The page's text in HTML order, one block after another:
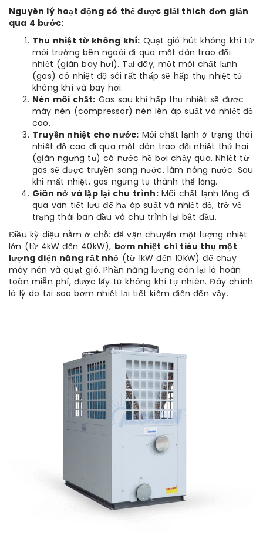
Nguyên lý hoạt động có thể được giải thích đơn giản
qua 4 bước:
Thu nhiệt từ không khí: Quạt gió hút không khí từ
môi trường bên ngoài đi qua một dàn trao đổi
nhiệt (giàn bay hơi). Tại đây, một môi chất lạnh
(gas) có nhiệt độ sôi rất thấp sẽ hấp thụ nhiệt từ
không khí và bay hơi.
Nén môi chất: Gas sau khi hấp thụ nhiệt sẽ được
máy nén (compressor) nén lên áp suất và nhiệt độ
cao.
Truyền nhiệt cho nước: Môi chất lạnh ở trạng thái
nhiệt độ cao đi qua một dàn trao đổi nhiệt thứ hai
(giàn ngưng tụ) có nước hồ bơi chảy qua. Nhiệt từ
gas sẽ được truyền sang nước, làm nóng nước. Sau
khi mất nhiệt, gas ngưng tụ thành thể lỏng.
Giãn nở và lặp lại chu trình:Môi chất lạnh lỏng đi
qua van tiết lưu để hạ áp suất và nhiệt độ, trở về
trạng thái ban đầu và chu trình lại bắt đầu.
Điều kỳ diệu nằm ở chỗ: để vận chuyển một lượng nhiệt
lớn (từ 4kW đến 40kW), bơm nhiệt chỉ tiêu thụ một
lượng điện năng rất nhỏ (từ 1kW đến 10kW) để chạy
máy nén và quạt gió. Phần năng lượng còn lại là hoàn
toàn miễn phí, được lấy từ không khí tự nhiên. Đây chính
là lý do tại sao bơm nhiệt lại tiết kiệm điện đến vậy.